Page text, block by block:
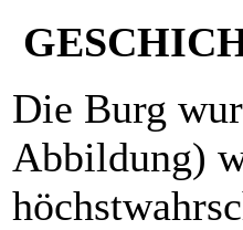
Die Burg
Abbildung)